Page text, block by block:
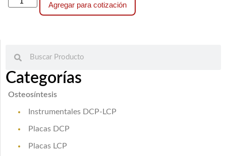
Agregar para cotización
Categorías
Osteosíntesis
Instrumentales DCP-LCP
Placas DCP
Placas LCP